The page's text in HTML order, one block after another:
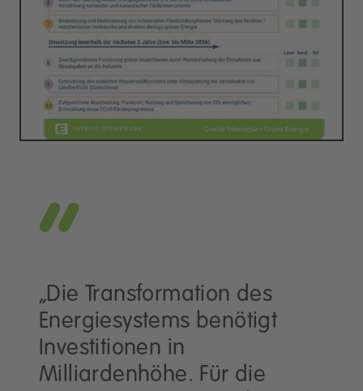
„Die Transformation des
Energiesystems benötigt
Investitionen in
Milliardenhöhe. Für die